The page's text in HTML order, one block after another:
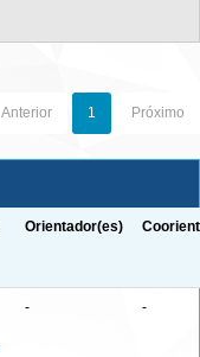
Anterior 1 Próximo
Orientador(es)
- -